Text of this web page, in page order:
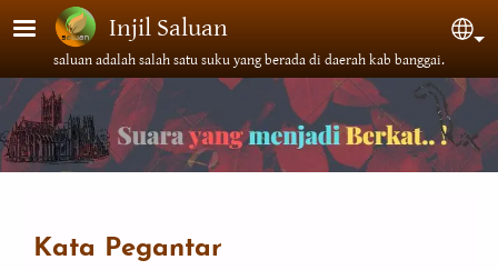
Lompat ke isi utamaInjil Saluan
saluan adalah salah satu suku yang berada di daerah kab banggai.
Kata Pegantar